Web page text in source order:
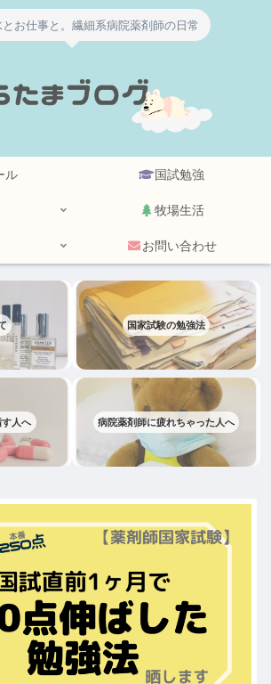
お仕事と。繊細系病院薬剤師の日常
ル 国試勉強
牧場生活
お問い合わせ
国家試験の勉強法
す人へ 病院薬剤師に疲れちゃった人へ